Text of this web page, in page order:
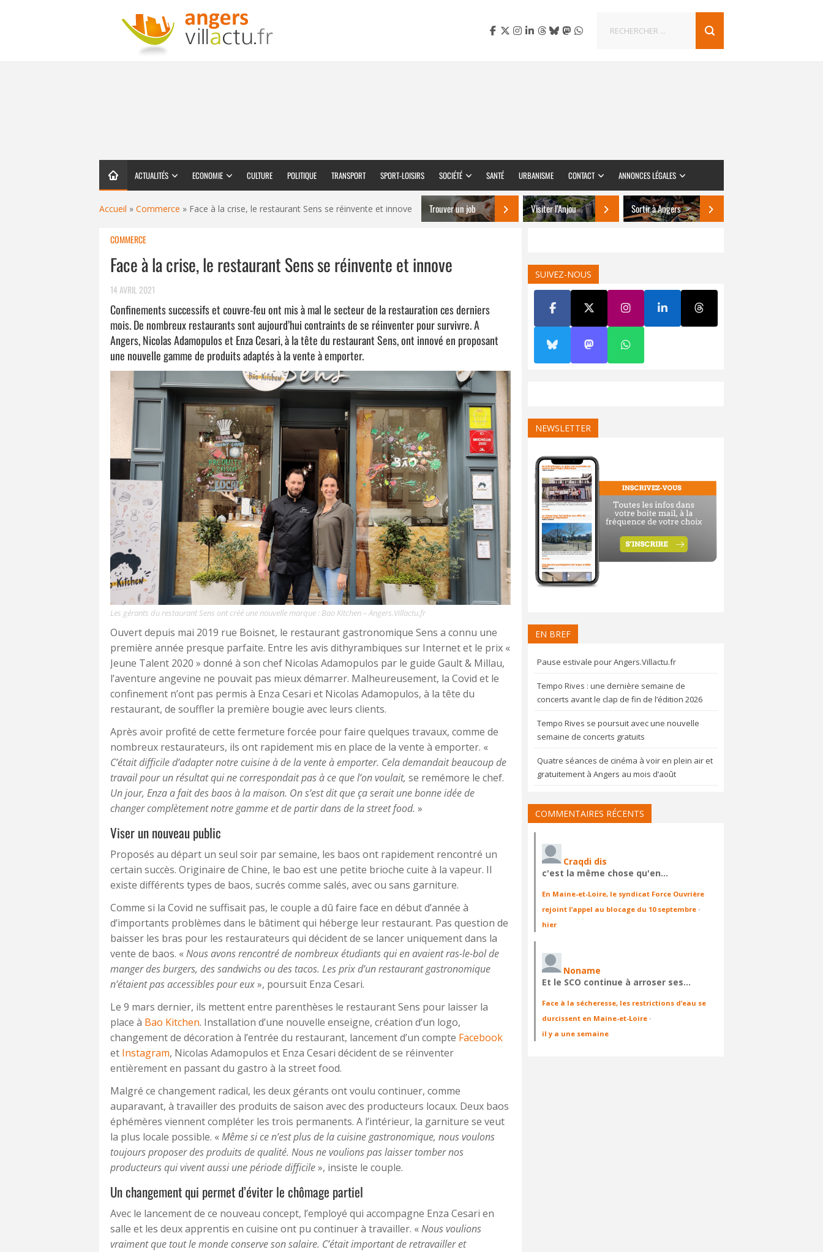
ACTUALITÉS ECONOMIE CULTURE POLITIQUE TRANSPORT SPORT-LOISIRS SOCIÉTÉ SANTÉ URBANISME CONTACT ANNONCES LÉGALES
Accueil » Commerce » Face à la crise, le restaurant Sens se réinvente et innove Trouver un job Visiter l’Anjou Sortir à Angers
COMMERCE
Face à la crise, le restaurant Sens se réinvente et innove
14 AVRIL 2021
Confinements successifs et couvre-feu ont mis à mal le secteur de la restauration ces derniers
mois. De nombreux restaurants sont aujourd’hui contraints de se réinventer pour survivre. A
Angers, Nicolas Adamopulos et Enza Cesari, à la tête du restaurant Sens, ont innové en proposant
une nouvelle gamme de produits adaptés à la vente à emporter.
Les gérants du restaurant Sens ont créé une nouvelle marque : Bao Kitchen – Angers.Villactu.fr
Ouvert depuis mai 2019 rue Boisnet, le restaurant gastronomique Sens a connu une
première année presque parfaite. Entre les avis dithyrambiques sur Internet et le prix «
Jeune Talent 2020 » donné à son chef Nicolas Adamopulos par le guide Gault & Millau,
l’aventure angevine ne pouvait pas mieux démarrer. Malheureusement, la Covid et le
confinement n’ont pas permis à Enza Cesari et Nicolas Adamopulos, à la tête du
restaurant, de souffler la première bougie avec leurs clients.
Après avoir profité de cette fermeture forcée pour faire quelques travaux, comme de
nombreux restaurateurs, ils ont rapidement mis en place de la vente à emporter. «
C’était difficile d’adapter notre cuisine à de la vente à emporter. Cela demandait beaucoup de
travail pour un résultat qui ne correspondait pas à ce que l’on voulait, se remémore le chef.
Un jour, Enza a fait des baos à la maison. On s’est dit que ça serait une bonne idée de
changer complètement notre gamme et de partir dans de la street food. »
Viser un nouveau public
Proposés au départ un seul soir par semaine, les baos ont rapidement rencontré un
certain succès. Originaire de Chine, le bao est une petite brioche cuite à la vapeur. Il
existe différents types de baos, sucrés comme salés, avec ou sans garniture.
Comme si la Covid ne suffisait pas, le couple a dû faire face en début d’année à
d’importants problèmes dans le bâtiment qui héberge leur restaurant. Pas question de
baisser les bras pour les restaurateurs qui décident de se lancer uniquement dans la
vente de baos. «Nous avons rencontré de nombreux étudiants qui en avaient ras-le-bol de
manger des burgers, des sandwichs ou des tacos. Les prix d’un restaurant gastronomique
n’étaient pas accessibles pour eux», poursuit Enza Cesari.
Le 9 mars dernier, ils mettent entre parenthèses le restaurant Sens pour laisser la
place à Bao Kitchen. Installation d’une nouvelle enseigne, création d’un logo,
changement de décoration à l’entrée du restaurant, lancement d’un compte Facebook
et Instagram, Nicolas Adamopulos et Enza Cesari décident de se réinventer
entièrement en passant du gastro à la street food.
Malgré ce changement radical, les deux gérants ont voulu continuer, comme
auparavant, à travailler des produits de saison avec des producteurs locaux. Deux baos
éphémères viennent compléter les trois permanents. A l’intérieur, la garniture se veut
la plus locale possible. «Même si ce n’est plus de la cuisine gastronomique, nous voulons
toujours proposer des produits de qualité. Nous ne voulions pas laisser tomber nos
producteurs qui vivent aussi une période difficile», insiste le couple.
Un changement qui permet d’éviter le chômage partiel
Avec le lancement de ce nouveau concept, l’employé qui accompagne Enza Cesari en
salle et les deux apprentis en cuisine ont pu continuer à travailler. «Nous voulions
vraiment que tout le monde conserve son salaire. C’était important de retravailler et
SUIVEZ-NOUS
NEWSLETTER
EN BREF
Pause estivale pour Angers.Villactu.fr
Tempo Rives : une dernière semaine de
concerts avant le clap de fin de l’édition 2026
Tempo Rives se poursuit avec une nouvelle
semaine de concerts gratuits
Quatre séances de cinéma à voir en plein air et
gratuitement à Angers au mois d’août
COMMENTAIRES RÉCENTS
Craqdi dis
c'est la même chose qu'en…
En Maine-et-Loire, le syndicat Force Ouvrière
rejoint l’appel au blocage du 10 septembre ·
hier
Noname
Et le SCO continue à arroser ses…
Face à la sécheresse, les restrictions d’eau se
durcissent en Maine-et-Loire ·
il y a une semaine